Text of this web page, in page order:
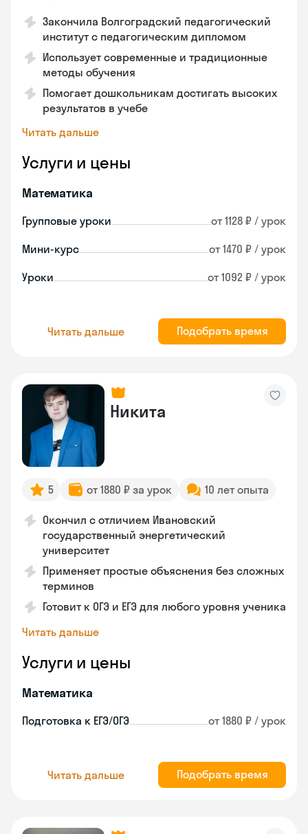
Закончила Волгоградский педагогический
институт с педагогическим дипломом
Использует современные и традиционные
методы обучения
Помогает дошкольникам достигать высоких
результатов в учебе
Читать дальше
Услуги и цены
Математика
Групповые уроки от 1128 ₽ / урок
Мини-курс от 1470 ₽ / урок
Уроки от 1092 ₽ / урок
Читать дальше Подобрать время
Никита
5 от 1880 ₽ за урок 10 лет опыта
Окончил с отличием Ивановский
государственный энергетический
университет
Применяет простые объяснения без сложных
терминов
Готовит к ОГЭ и ЕГЭ для любого уровня ученика
Читать дальше
Услуги и цены
Математика
Подготовка к ЕГЭ/ОГЭ от 1880 ₽ / урок
Читать дальше Подобрать время